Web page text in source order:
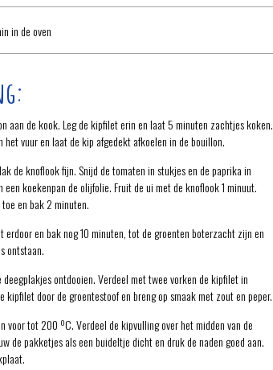
in de oven
aan de kook. Leg de kipfilet erin en laat 5 minuten zachtjes koken.
het vuur en laat de kip afgedekt afkoelen in de bouillon.
de knoflook fijn. Snijd de tomaten in stukjes en de paprika in
een koekenpan de olijfolie. Fruit de ui met de knoflook 1 minuut.
en bak 2 minuten.
erdoor en bak nog 10 minuten, tot de groenten boterzacht zijn en
ontstaan.
deegplakjes ontdooien. Verdeel met twee vorken de kipfilet in
kipfilet door de groentestoof en breng op smaak met zout en peper.
voor tot 200 ºC. Verdeel de kipvulling over het midden van de
de pakketjes als een buideltje dicht en druk de naden goed aan.